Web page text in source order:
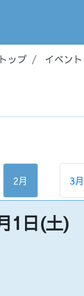
ップ イベント
2月 3月
1日(土)